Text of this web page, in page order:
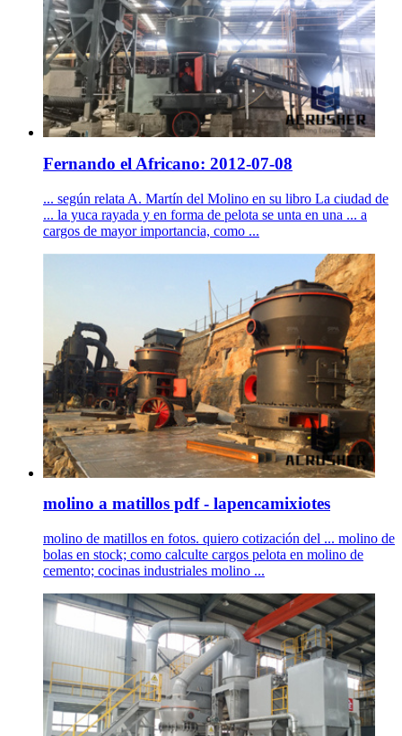
Fernando el Africano: 2012-07-08
... según relata A. Martín del Molino en su libro La ciudad de
... la yuca rayada y en forma de pelota se unta en una ... a
cargos de mayor importancia, como ...
molino a matillos pdf - lapencamixiotes
molino de matillos en fotos. quiero cotización del ... molino de
bolas en stock; como calculte cargos pelota en molino de
cemento; cocinas industriales molino ...